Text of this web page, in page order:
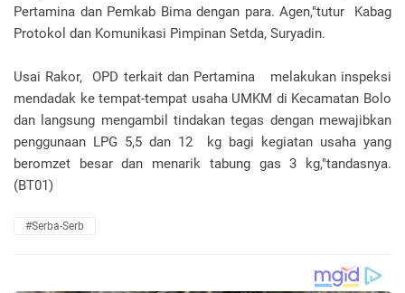
Pertamina dan Pemkab Bima dengan para. Agen,"tutur Kabag
Protokol dan Komunikasi Pimpinan Setda, Suryadin.
Usai Rakor, OPD terkait dan Pertamina melakukan inspeksi
mendadak ke tempat-tempat usaha UMKM di Kecamatan Bolo
dan langsung mengambil tindakan tegas dengan mewajibkan
penggunaan LPG 5,5 dan 12 kg bagi kegiatan usaha yang
beromzet besar dan menarik tabung gas 3 kg,"tandasnya.
(BT01)
#Serba-Serb